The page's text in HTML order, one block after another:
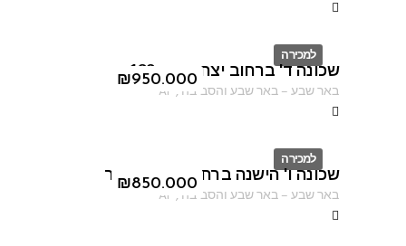
למכירה
ID
₪950.000
שכונה ד' ברחוב יצחק רגר 183
באר שבע–באר שבע והסביבה ,
AF
למכירה
ID
₪850.000
שכונה ו' הישנה ברחוב יצחק שיפר
באר שבע–באר שבע והסביבה ,
AF